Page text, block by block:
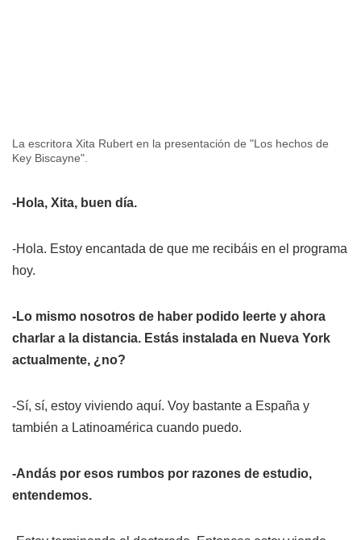
La escritora Xita Rubert en la presentación de "Los hechos de
Key Biscayne".
-Hola, Xita, buen día.
-Hola. Estoy encantada de que me recibáis en el programa
hoy.
-Lo mismo nosotros de haber podido leerte y ahora
charlar a la distancia. Estás instalada en Nueva York
actualmente, ¿no?
-Sí, sí, estoy viviendo aquí. Voy bastante a España y
también a Latinoamérica cuando puedo.
-Andás por esos rumbos por razones de estudio,
entendemos.